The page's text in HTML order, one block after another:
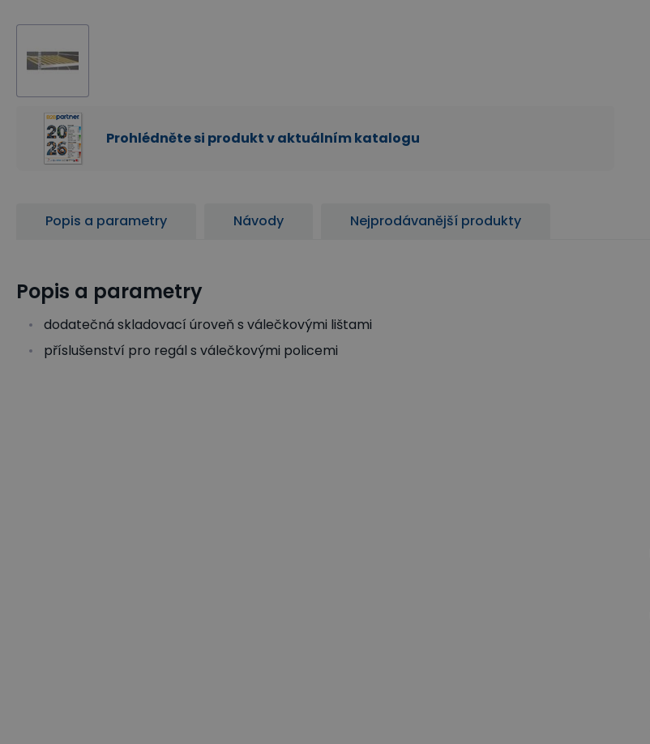
Prohlédněte si produkt v aktuálním katalogu
Popis a parametry Návody Nejprodávanější produkty
Popis a parametry
dodatečná skladovací úroveň s válečkovými lištami
příslušenství pro regál s válečkovými policemi